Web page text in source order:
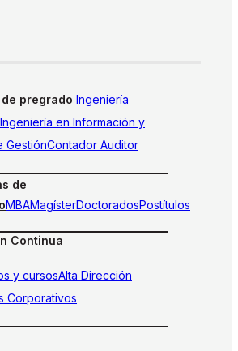
pregrado Ingeniería
Ingeniería en Información y
GestiónContador Auditor
de
MBAMagísterDoctoradosPostítulos
Continua
y cursosAlta Dirección
Corporativos